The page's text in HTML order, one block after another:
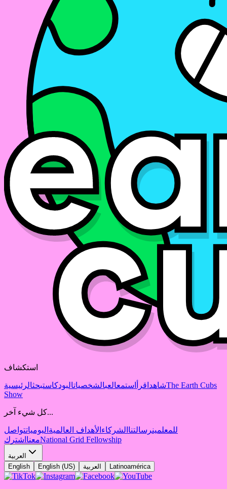
استكشاف
شاهد اقرأ استمعالعبالشخصياتالبودكاستبحثالرئيسية
The Earth Cubs
Show
كل شيء آخر...
للمعلمينرسالتنا الشركاء الأهداف العالمية اليومياتتواصل
معنا اشترك National Grid Fellowship
العربية
English
English (US) العربية Latinoamérica